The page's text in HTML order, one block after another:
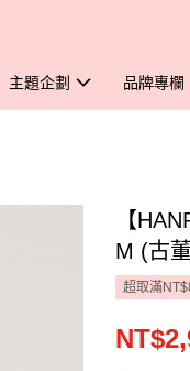
主題企劃 品牌專欄
【
M (古
超取滿